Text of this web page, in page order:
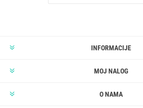
INFORMACIJE
MOJ NALOG
O NAMA